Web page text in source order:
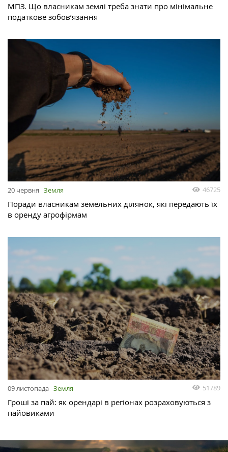
МПЗ. Що власникам землі треба знати про мінімальне
податкове зобов’язання
20 червня Земля 46725
Поради власникам земельних ділянок, які передають їх
в оренду агрофірмам
09 листопада Земля 51789
Гроші за пай: як орендарі в регіонах розраховуються з
пайовиками